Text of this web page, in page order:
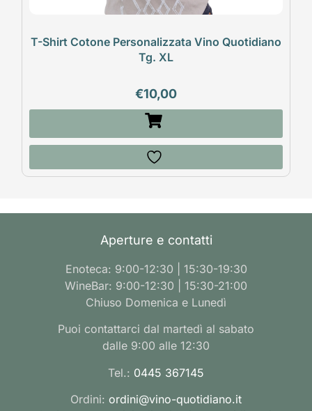
T-Shirt Cotone Personalizzata Vino Quotidiano
Tg. XL
€10,00
Aperture e contatti
Enoteca: 9:00-12:30 | 15:30-19:30
WineBar: 9:00-12:30 | 15:30-21:00
Chiuso Domenica e Lunedì
Puoi contattarci dal martedì al sabato
dalle 9:00 alle 12:30
Tel.: 0445 367145
Ordini: ordini@vino-quotidiano.it